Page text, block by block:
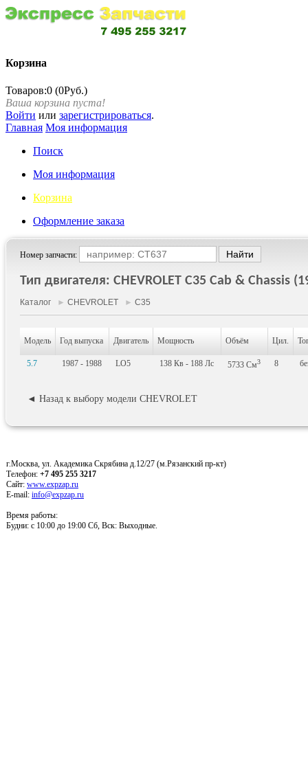
Корзина
Товаров:0 (0Руб.)
Ваша корзина пуста!
Войти или зарегистрироваться.
Главная Моя информация
Поиск
Моя информация
Корзина
Оформление заказа
Номер запчасти:
Тип двигателя: CHEVROLET C35 Cab & Chassis
Каталог ► CHEVROLET ► C35
Модель Год выпуска Двигатель Мощность Объём Цил.
5.7 1987 - 1988 LO5 138 Кв - 188 Лс 5733 См3 8
◄ Назад к выбору модели CHEVROLET
г.Москва, ул. Академика Скрябина д.12/27 (м.Рязанский пр-кт)
Телефон: +7 495 255 3217
Сайт: www.expzap.ru
E-mail: info@expzap.ru
Время работы:
Будни: c 10:00 до 19:00 Сб, Вск: Выходные.